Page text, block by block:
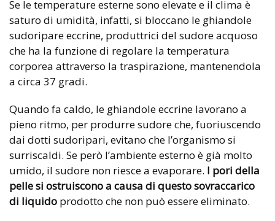
Se le temperature esterne sono elevate e il clima è
saturo di umidità, infatti, si bloccano le ghiandole
sudoripare eccrine, produttrici del sudore acquoso
che ha la funzione di regolare la temperatura
corporea attraverso la traspirazione, mantenendola
a circa 37 gradi.
Quando fa caldo, le ghiandole eccrine lavorano a
pieno ritmo, per produrre sudore che, fuoriuscendo
dai dotti sudoripari, evitano che l’organismo si
surriscaldi. Se però l’ambiente esterno è già molto
umido, il sudore non riesce a evaporare. I pori della
pelle si ostruiscono a causa di questo sovraccarico
di liquido prodotto che non può essere eliminato.